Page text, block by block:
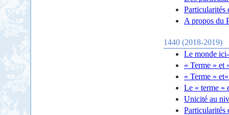
Particularités
A propos du
1440 (2018-2019)
Le monde ici-
« Terme » et
« Terme »
Le « terme »
Unicité au
Particularités